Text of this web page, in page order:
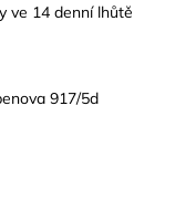
ve 14 denní lhůtě
917/5d